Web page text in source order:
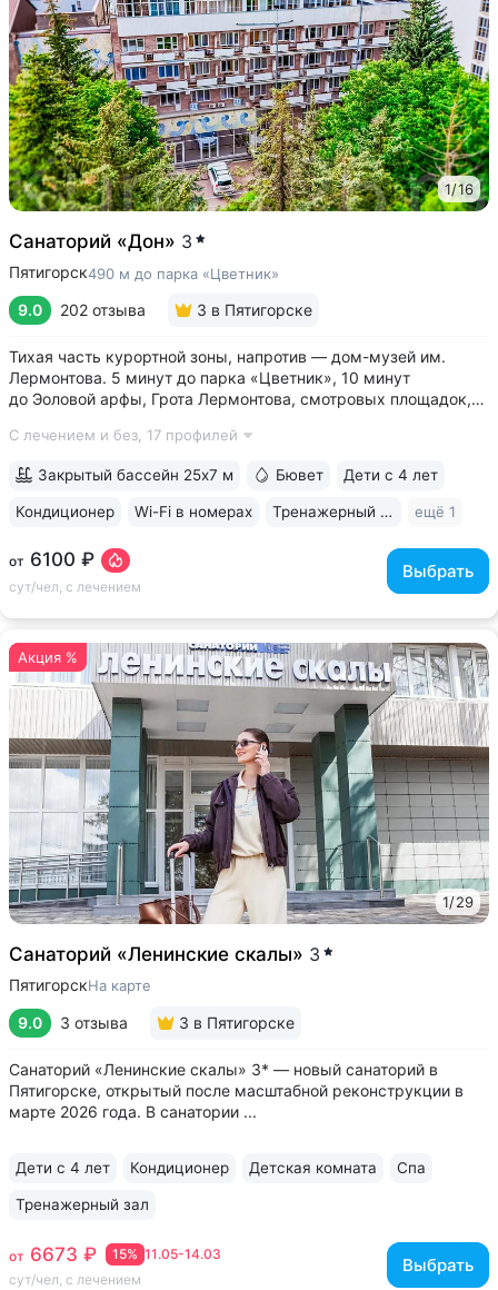
1/16
Санаторий «Дон» 3
Пятигорск490 м до парка «Цветник»
9.0 202 отзыва 3 в Пятигорске
Тихая часть курортной зоны, напротив — дом-музей им.
Лермонтова. 5 минут до парка «Цветник», 10 минут
до Эоловой арфы, Грота Лермонтова, смотровых площадок,
минеральной воды № 29. Воду этого источника можно
С лечением и без, 17 профилей
от 6100 ₽
сут/чел, с лечением
Выбрать
Закрытый бассейн 25х7 м Бювет Дети с 4 лет
Кондиционер Wi-Fi в номерах Тренажерный зал ещё 1
Акция %
1/29
Санаторий «Ленинские скалы» 3
ПятигорскНа карте
9.0 3 отзыва 3 в Пятигорске
Санаторий «Ленинские скалы» 3* — новый санаторий в
Пятигорске, открытый после масштабной реконструкции в
марте 2026 года. В санатории ...
11.05-14.03
15%
от 6673 ₽
сут/чел, с лечением
Выбрать
Дети с 4 лет Кондиционер Детская комната Спа
Тренажерный зал